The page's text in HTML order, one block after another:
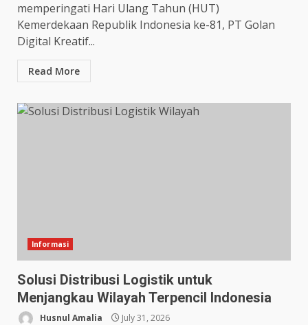
memperingati Hari Ulang Tahun (HUT)
Kemerdekaan Republik Indonesia ke-81, PT Golan
Digital Kreatif...
Read More
Informasi
Solusi Distribusi Logistik untuk
Menjangkau Wilayah Terpencil Indonesia
Husnul Amalia July 31, 2026